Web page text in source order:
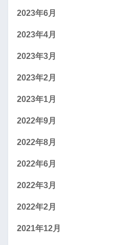
2023年6月
2023年4月
2023年3月
2023年2月
2023年1月
2022年9月
2022年8月
2022年6月
2022年3月
2022年2月
2021年12月